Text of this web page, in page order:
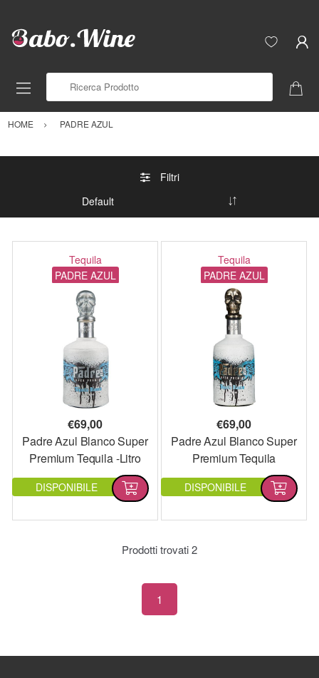
HOME PADRE AZUL
Filtri
Tequila
PADRE AZUL
€69,00
Padre Azul Blanco Super
Premium Tequila -Litro
DISPONIBILE
Tequila
PADRE AZUL
€69,00
Padre Azul Blanco Super
Premium Tequila
DISPONIBILE
Prodotti trovati2
1